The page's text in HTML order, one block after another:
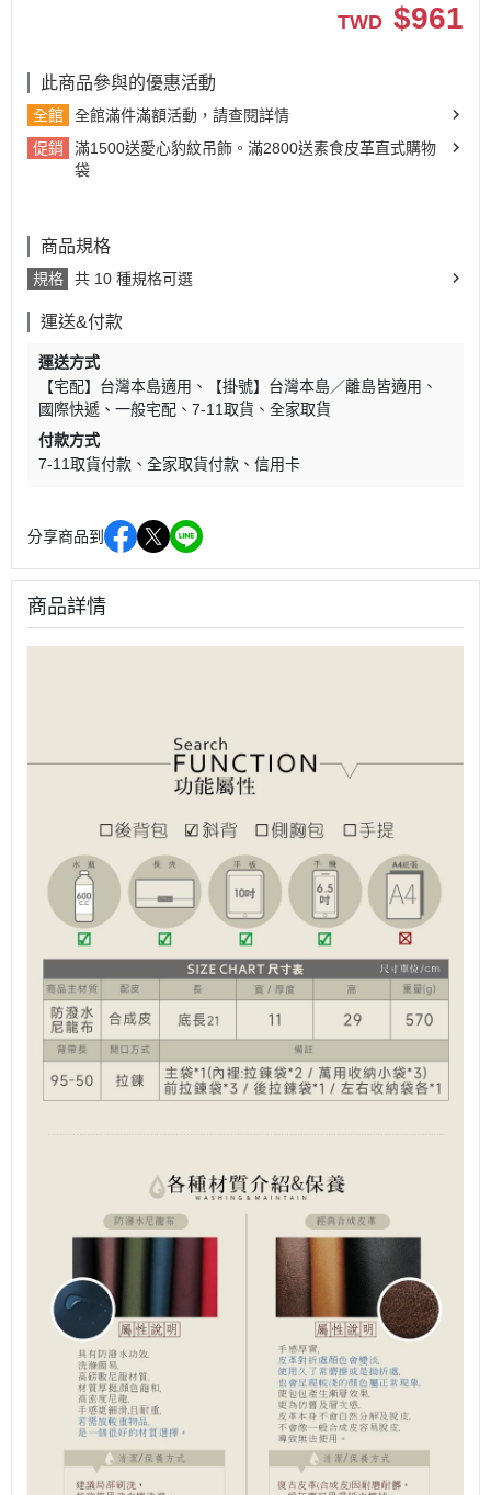
TWD $961
此商品參與的優惠活動
全館
全館滿件滿額活動，請查閱詳情
促銷
滿1500送愛心豹紋吊飾。滿2800送素食皮革直式購物
袋
商品規格
規格 共 10 種規格可選
運送&付款
運送方式
【宅配】台灣本島適用
【掛號】台灣本島／離島皆適用
國際快遞
一般宅配 7-11取貨
全家取貨
付款方式
7-11取貨付款
全家取貨付款 信用卡
分享商品到
商品詳情